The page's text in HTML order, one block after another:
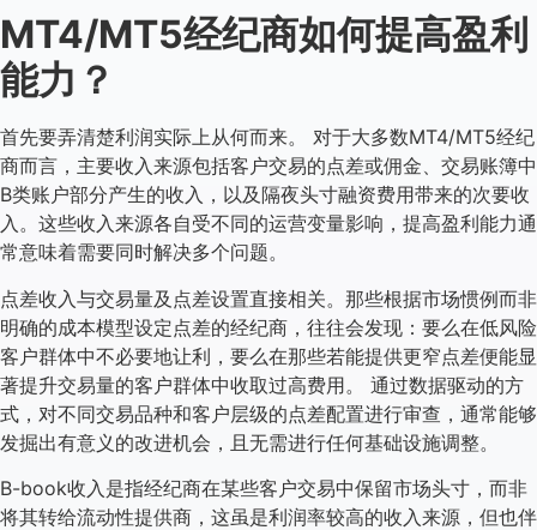
MT4/MT5经纪商如何提高盈利
能力？
首先要弄清楚利润实际上从何而来。 对于大多数MT4/MT5经纪
商而言，主要收入来源包括客户交易的点差或佣金、交易账簿中
B类账户部分产生的收入，以及隔夜头寸融资费用带来的次要收
入。这些收入来源各自受不同的运营变量影响，提高盈利能力通
常意味着需要同时解决多个问题。
点差收入与交易量及点差设置直接相关。那些根据市场惯例而非
明确的成本模型设定点差的经纪商，往往会发现：要么在低风险
客户群体中不必要地让利，要么在那些若能提供更窄点差便能显
著提升交易量的客户群体中收取过高费用。 通过数据驱动的方
式，对不同交易品种和客户层级的点差配置进行审查，通常能够
发掘出有意义的改进机会，且无需进行任何基础设施调整。
B-book收入是指经纪商在某些客户交易中保留市场头寸，而非
将其转给流动性提供商，这虽是利润率较高的收入来源，但也伴